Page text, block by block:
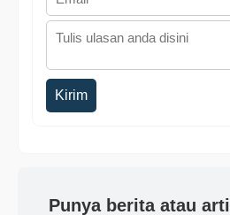
Kirim
Punya berita atau